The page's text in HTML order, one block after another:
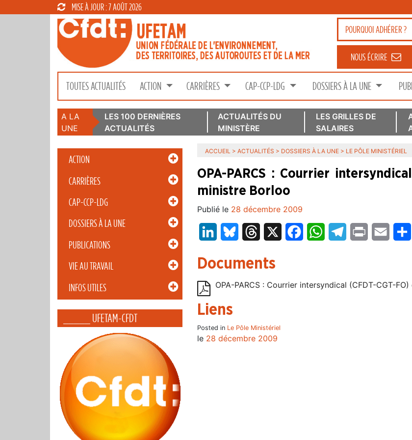
MISE À JOUR : 7 AOÛT 2026
POURQUOIADHÉRER ?
NOUS ÉCRIRE
TOUTES ACTUALITÉS ACTION CARRIÈRES CAP-CCP-LDG DOSSIERS À LA UNE
A LA
UNE
LES 100 DERNIÈRES
ACTUALITÉS
ACTUALITÉS DU
MINISTÈRE
LES GRILLES DE
SALAIRES
ACTION
CARRIÈRES
CAP-CCP-LDG
DOSSIERS À LA UNE
PUBLICATIONS
VIE AU TRAVAIL
INFOS UTILES
_____ UFETAM-CFDT
ACCUEIL > ACTUALITÉS > DOSSIERS À LA UNE > LE PÔLE MINISTÉRIEL
OPA-PARCS : Courrier
ministre Borloo
Publié le 28 décembre 2009
LinkedInBluesky Threads FacebookWhatsAppTelegram
Print Email
Documents
OPA-PARCS : Courrier intersyndical (CFDT-CGT-
Liens
Posted in Le Pôle Ministériel
le 28 décembre 2009